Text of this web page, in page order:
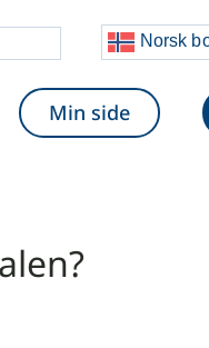
Norsk
Min side